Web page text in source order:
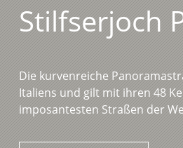
Stilfserjoch
Die kurvenreiche
Italiens und gilt mit ihren 48
imposantesten Straßen der